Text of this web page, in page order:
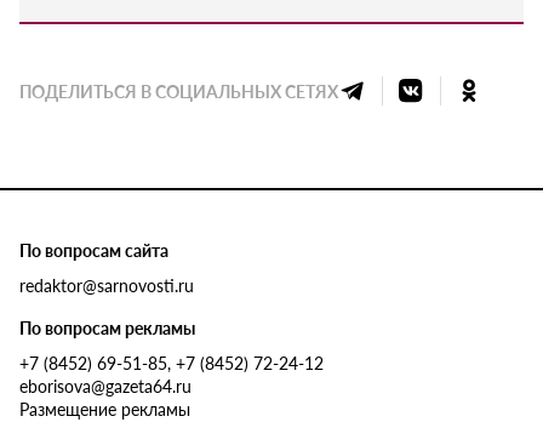
ПОДЕЛИТЬСЯ В СОЦИАЛЬНЫХ СЕТЯХ
По вопросам сайта
redaktor@sarnovosti.ru
По вопросам рекламы
+7 (8452) 69-51-85, +7 (8452) 72-24-12
eborisova@gazeta64.ru
Размещение рекламы